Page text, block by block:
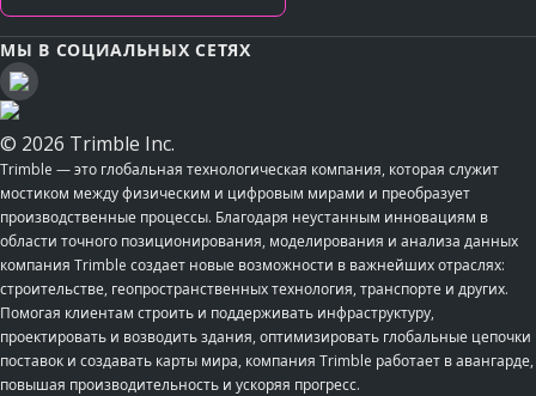
МЫ В СОЦИАЛЬНЫХ СЕТЯХ
© 2026 Trimble Inc.
Trimble — это глобальная технологическая компания, которая служит
мостиком между физическим и цифровым мирами и преобразует
производственные процессы. Благодаря неустанным инновациям в
области точного позиционирования, моделирования и анализа данных
компания Trimble создает новые возможности в важнейших отраслях:
строительстве, геопространственных технология, транспорте и других.
Помогая клиентам строить и поддерживать инфраструктуру,
проектировать и возводить здания, оптимизировать глобальные цепочки
поставок и создавать карты мира, компания Trimble работает в авангарде,
повышая производительность и ускоряя прогресс.